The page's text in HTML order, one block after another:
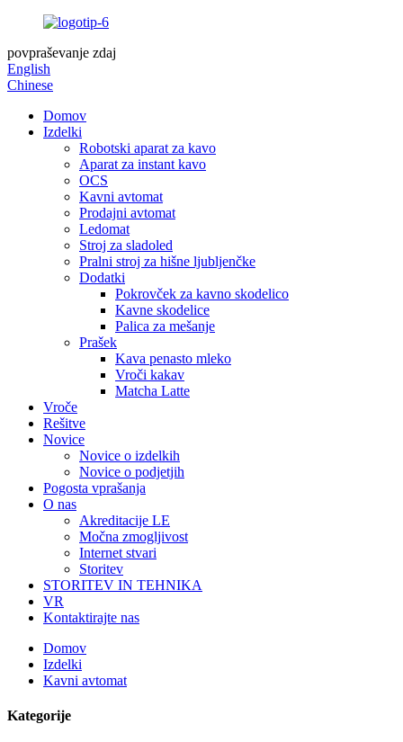
povpraševanje zdaj
English
Chinese
Domov
Izdelki
Robotski aparat za kavo
Aparat za instant kavo
OCS
Kavni avtomat
Prodajni avtomat
Ledomat
Stroj za sladoled
Pralni stroj za hišne ljubljenčke
Dodatki
Pokrovček za kavno skodelico
Kavne skodelice
Palica za mešanje
Prašek
Kava penasto mleko
Vroči kakav
Matcha Latte
Vroče
Rešitve
Novice
Novice o izdelkih
Novice o podjetjih
Pogosta vprašanja
O nas
Akreditacije LE
Močna zmogljivost
Internet stvari
Storitev
STORITEV IN TEHNIKA
VR
Kontaktirajte nas
Domov
Izdelki
Kavni avtomat
Kategorije